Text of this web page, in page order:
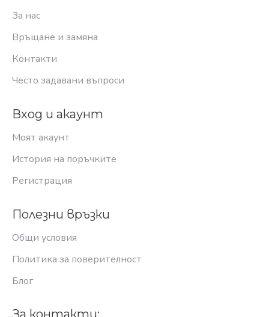
За нас
Връщане и замяна
Контакти
Често задавани въпроси
Вход и акаунт
Моят акаунт
История на поръчките
Регистрация
Полезни връзки
Общи условия
Политика за поверителност
Блог
За контакти: